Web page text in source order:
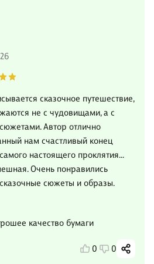
сказочное путешествие,
не с чудовищами, а с
Автор отлично
нам счастливый конец
настоящего проклятия…
Очень понравились
сюжеты и образы.
качество бумаги
0 0